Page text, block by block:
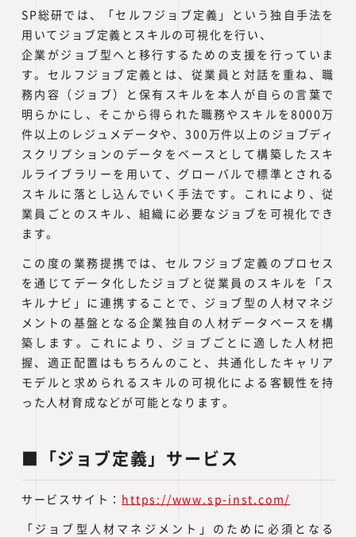
SP総研では、「セルフジョブ定義」という独自手法を
用いてジョブ定義とスキルの可視化を行い、
企業がジョブ型へと移行するための支援を行っていま
す。セルフジョブ定義とは、従業員と対話を重ね、職
務内容（ジョブ）と保有スキルを本人が自らの言葉で
明らかにし、そこから得られた職務やスキルを8000万
件以上のレジュメデータや、300万件以上のジョブディ
スクリプションのデータをベースとして構築したスキ
ルライブラリーを用いて、グローバルで標準とされる
スキルに落とし込んでいく手法です。これにより、従
業員ごとのスキル、組織に必要なジョブを可視化でき
ます。
この度の業務提携では、セルフジョブ定義のプロセス
を通じてデータ化したジョブと従業員のスキルを「ス
キルナビ」に連携することで、ジョブ型の人材マネジ
メントの基盤となる企業独自の人材データベースを構
築します。これにより、ジョブごとに適した人材把
握、適正配置はもちろんのこと、共通化したキャリア
モデルと求められるスキルの可視化による客観性を持
った人材育成などが可能となります。
■「ジョブ定義」サービス
サービスサイト： https://www.sp-inst.com/
「ジョブ型人材マネジメント」のために必須となる